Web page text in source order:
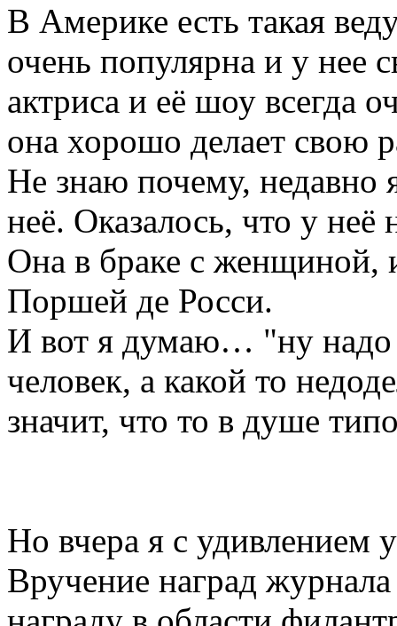
В Америке есть такая
очень популярна и у нее
актриса и её шоу всегда
она хорошо делает свою
Не знаю почему, недавно
неё. Оказалось, что у
Она в браке с женщиной,
Поршей де Росси.
И вот я думаю… "ну надо
человек, а какой то
значит, что то в душе
Но вчера я с удивлением
Вручение наград